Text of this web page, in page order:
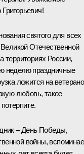
святого для всех
Отечественной
России,
неделю праздничные
ложится на
любовь, такое
– День Победы,
войны,